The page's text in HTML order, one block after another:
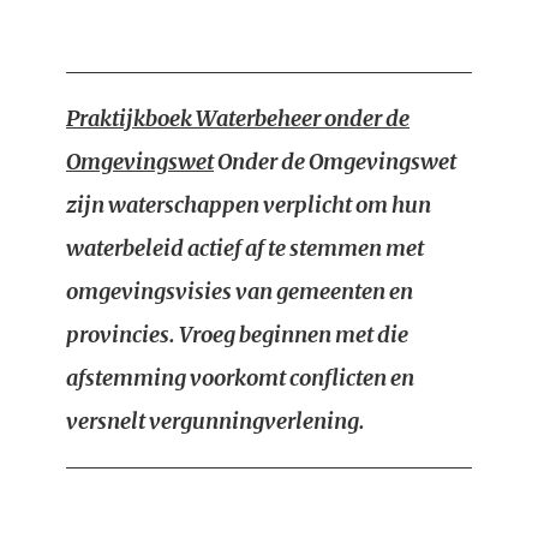
Praktijkboek Waterbeheer onder de
OmgevingswetOnder de Omgevingswet
zijn waterschappen verplicht om hun
waterbeleid actief af te stemmen met
omgevingsvisies van gemeenten en
provincies. Vroeg beginnen met die
afstemming voorkomt conflicten en
versnelt vergunningverlening.